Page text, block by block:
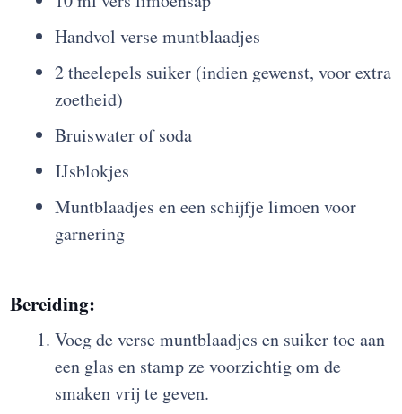
Handvol verse muntblaadjes
2 theelepels suiker (indien gewenst, voor extra
zoetheid)
Bruiswater of soda
IJsblokjes
Muntblaadjes en een schijfje limoen voor
garnering
Bereiding:
Voeg de verse muntblaadjes en suiker toe aan
een glas en stamp ze voorzichtig om de
smaken vrij te geven.